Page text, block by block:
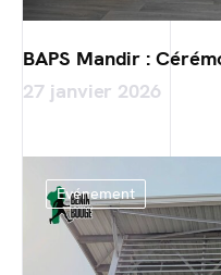
BAPS Mandir :
27 janvier 2026
Evénement